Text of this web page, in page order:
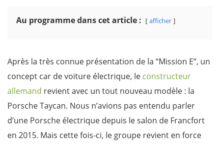
Au programme dans cet article : afficher
Après la très connue présentation de la “Mission E”, un
concept car de voiture électrique, le constructeur
allemand revient avec un tout nouveau modèle : la
Porsche Taycan. Nous n’avions pas entendu parler
d’une Porsche électrique depuis le salon de Francfort
en 2015. Mais cette fois-ci, le groupe revient en force